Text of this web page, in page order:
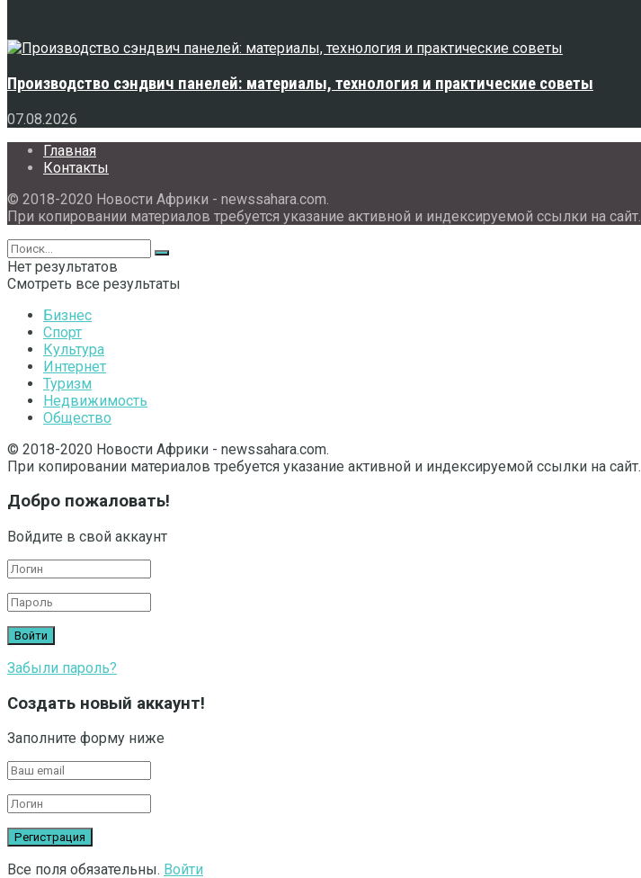
Производство сэндвич панелей: материалы, технология и практические советы
07.08.2026
Главная
Контакты
© 2018-2020 Новости Африки - newssahara.com.
При копировании материалов требуется указание активной и индексируемой ссылки на сайт.
Нет результатов
Смотреть все результаты
Бизнес
Спорт
Культура
Интернет
Туризм
Недвижимость
Общество
© 2018-2020 Новости Африки - newssahara.com.
При копировании материалов требуется указание активной и индексируемой ссылки на сайт.
Добро пожаловать!
Войдите в свой аккаунт
Забыли пароль?
Создать новый аккаунт!
Заполните форму ниже
Все поля обязательны. Войти